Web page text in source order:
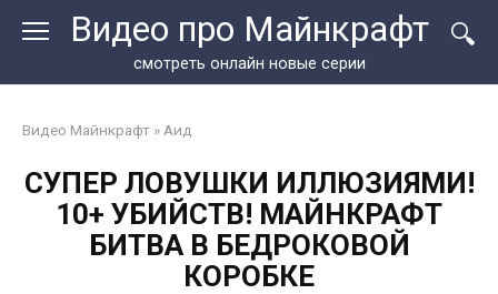
Видео про Майнкрафт
смотреть онлайн новые серии
Видео Майнкрафт » Аид
СУПЕР ЛОВУШКИ ИЛЛЮЗИЯМИ!
10+ УБИЙСТВ! МАЙНКРАФТ
БИТВА В БЕДРОКОВОЙ
КОРОБКЕ